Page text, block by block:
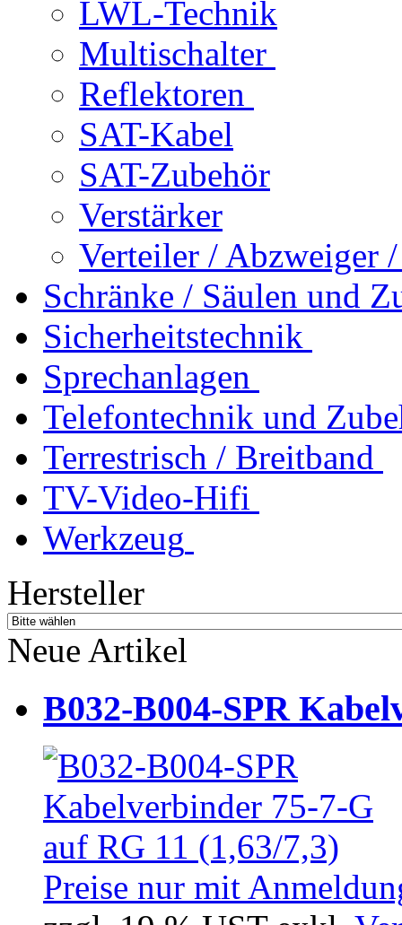
LWL-Technik
Multischalter
Reflektoren
SAT-Kabel
SAT-Zubehör
Verstärker
Verteiler / Abzweiger
Schränke / Säulen und
Sicherheitstechnik
Sprechanlagen
Telefontechnik und
Terrestrisch / Breitband
TV-Video-Hifi
Werkzeug
Hersteller
Neue Artikel
B032-B004-SPR
Preise nur mit